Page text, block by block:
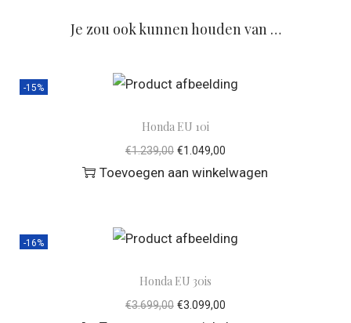
Je zou ook kunnen houden van …
-15%
Honda EU 10i
€1.239,00 €1.049,00
Toevoegen aan winkelwagen
-16%
Honda EU 30is
€3.699,00 €3.099,00